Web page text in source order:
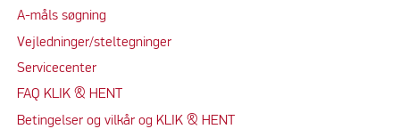
A-måls søgning
Vejledninger/steltegninger
Servicecenter
FAQ KLIK & HENT
Betingelser og vilkår og KLIK & HENT